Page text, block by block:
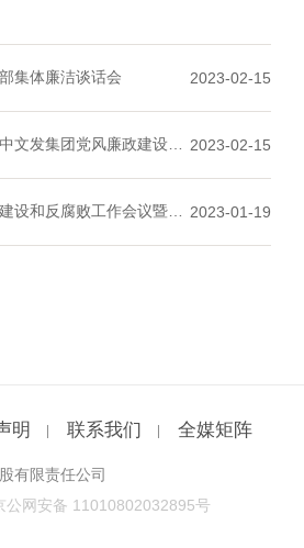
集体廉洁谈话会 2023-02-15
文发集团党风廉政建设和 2023-02-15
设和反腐败工作会议暨警 2023-01-19
明 联系我们 全媒矩阵
有限责任公司
公网安备 11010802032895号